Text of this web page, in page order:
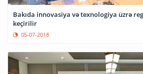
Bakıda innovasiya və texnologiya üzrə
keçirilir
05-07-2018